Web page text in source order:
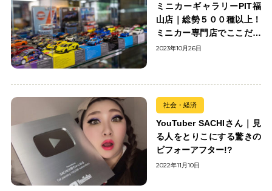
ミニカーギャラリーPIT福
山店｜総勢５００種以上！
ミニカー専門店でここだけ
の出会いを楽しもう
2023年10月26日
社会・経済
YouTuber SACHIさん｜見
る人をとりこにする驚きの
ビフォーアフター!?
2022年11月10日